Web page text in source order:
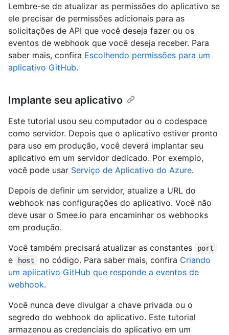
Lembre-se de atualizar as permissões do aplicativo se
ele precisar de permissões adicionais para as
solicitações de API que você deseja fazer ou os
eventos de webhook que você deseja receber. Para
saber mais, confira Escolhendo permissões para um
aplicativo GitHub.
Implante seu aplicativo
Este tutorial usou seu computador ou o codespace
como servidor. Depois que o aplicativo estiver pronto
para uso em produção, você deverá implantar seu
aplicativo em um servidor dedicado. Por exemplo,
você pode usar Serviço de Aplicativo do Azure.
Depois de definir um servidor, atualize a URL do
webhook nas configurações do aplicativo. Você não
deve usar o Smee.io para encaminhar os webhooks
em produção.
Você também precisará atualizar as constantes
port
e host no código. Para saber mais, confira Criando
um aplicativo GitHub que responde a eventos de
webhook.
Você nunca deve divulgar a chave privada ou o
segredo do webhook do aplicativo. Este tutorial
armazenou as credenciais do aplicativo em um